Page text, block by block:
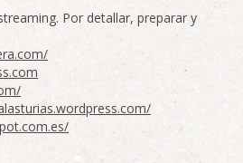
Por detallar, preparar y